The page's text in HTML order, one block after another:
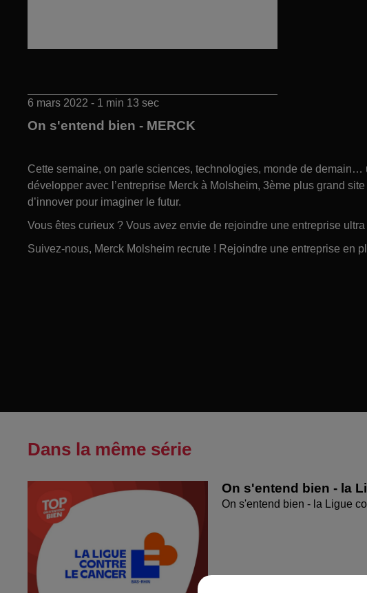
6 mars 2022 - 1 min 13 sec
On s'entend bien - MERCK
Cette semaine, on parle sciences, technologies, monde de
développer avec l’entreprise Merck à Molsheim, 3ème plus grand
d’innover pour imaginer le futur.
Vous êtes curieux ? Vous avez envie de rejoindre une entreprise
Suivez-nous, Merck Molsheim recrute ! Rejoindre une entreprise en
Dans la même série
On s'entend bien - la
On s'entend bien - la Ligue